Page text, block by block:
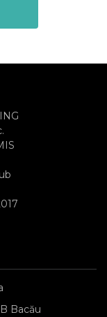
Bacău